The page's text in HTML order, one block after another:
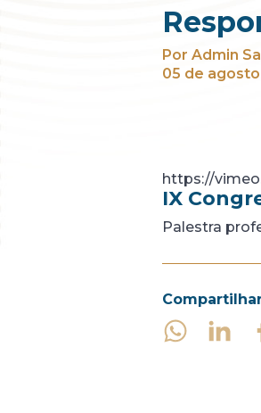
Por Admin
05 de agosto
https://
IX
Palestra